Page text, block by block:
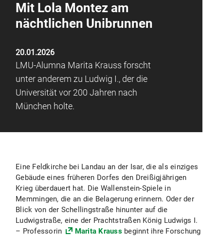
Mit Lola Montez am
nächtlichen Unibrunnen
20.01.2026
LMU-Alumna Marita Krauss forscht
unter anderem zu Ludwig I., der die
Universität vor 200 Jahren nach
München holte.
Eine Feldkirche bei Landau an der Isar, die als einziges
Gebäude eines früheren Dorfes den Dreißigjährigen
Krieg überdauert hat. Die Wallenstein-Spiele in
Memmingen, die an die Belagerung erinnern. Oder der
Blick von der Schellingstraße hinunter auf die
Ludwigstraße, eine der Prachtstraßen König Ludwigs I.
– Professorin
Marita Kraussbeginnt ihre Forschung